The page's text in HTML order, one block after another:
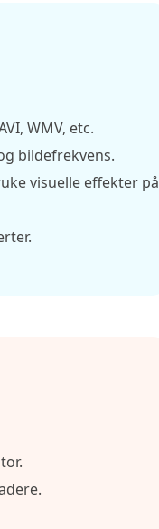
WMV, etc.
bildefrekvens.
visuelle effekter på